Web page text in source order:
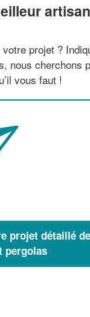
projet ?
nous cherchons
vous faut !
projet détaillé de
pergolas